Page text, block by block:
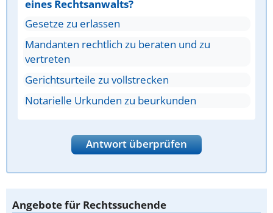
eines Rechtsanwalts?
Gesetze zu erlassen
Mandanten rechtlich zu beraten und zu
vertreten
Gerichtsurteile zu vollstrecken
Notarielle Urkunden zu beurkunden
Antwort überprüfen
Angebote für Rechtssuchende